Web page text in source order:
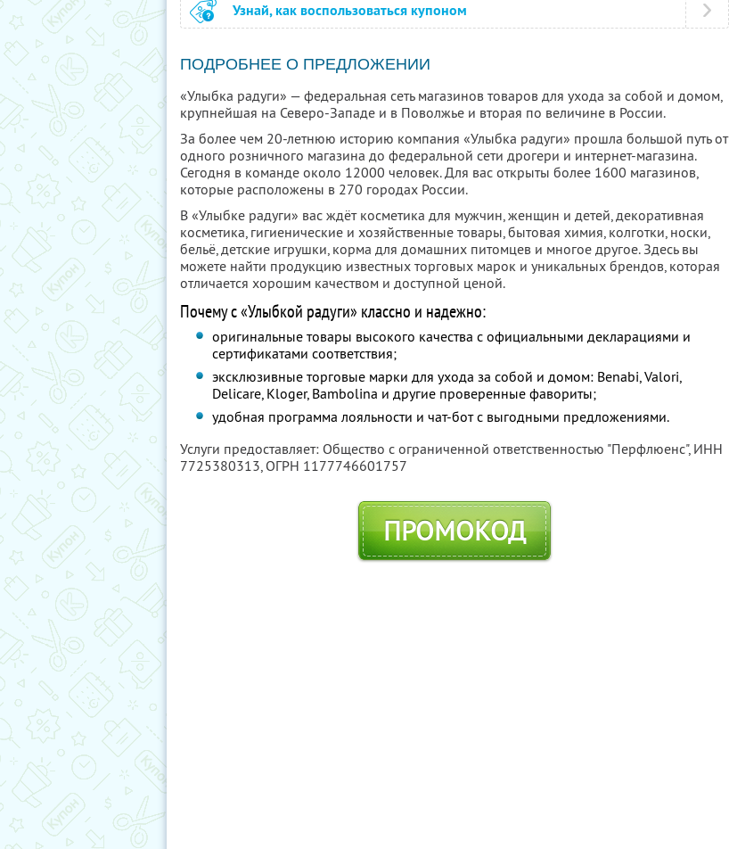
Узнай, как воспользоваться купоном
ПОДРОБНЕЕ О ПРЕДЛОЖЕНИИ
«Улыбка радуги» — федеральная сеть магазинов товаров для ухода за собой и домом,
крупнейшая на Северо-Западе и в Поволжье и вторая по величине в России.
За более чем 20-летнюю историю компания «Улыбка радуги» прошла большой путь от
одного розничного магазина до федеральной сети дрогери и интернет-магазина.
Сегодня в команде около 12000 человек. Для вас открыты более 1600 магазинов,
которые расположены в 270 городах России.
В «Улыбке радуги» вас ждёт косметика для мужчин, женщин и детей, декоративная
косметика, гигиенические и хозяйственные товары, бытовая химия, колготки, носки,
бельё, детские игрушки, корма для домашних питомцев и многое другое. Здесь вы
можете найти продукцию известных торговых марок и уникальных брендов, которая
отличается хорошим качеством и доступной ценой.
Почему с «Улыбкой радуги» классно и надежно:
оригинальные товары высокого качества с официальными декларациями и
сертификатами соответствия;
эксклюзивные торговые марки для ухода за собой и домом: Benabi, Valori,
Delicare, Kloger, Bambolina и другие проверенные фавориты;
удобная программа лояльности и чат-бот с выгодными предложениями.
Услуги предоставляет: Общество с ограниченной ответственностью "Перфлюенс", ИНН
7725380313, ОГРН 1177746601757
ПРОМОКОД